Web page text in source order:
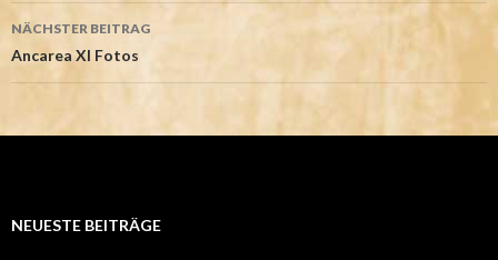
NÄCHSTER BEITRAG
Ancarea XI Fotos
NEUESTE BEITRÄGE